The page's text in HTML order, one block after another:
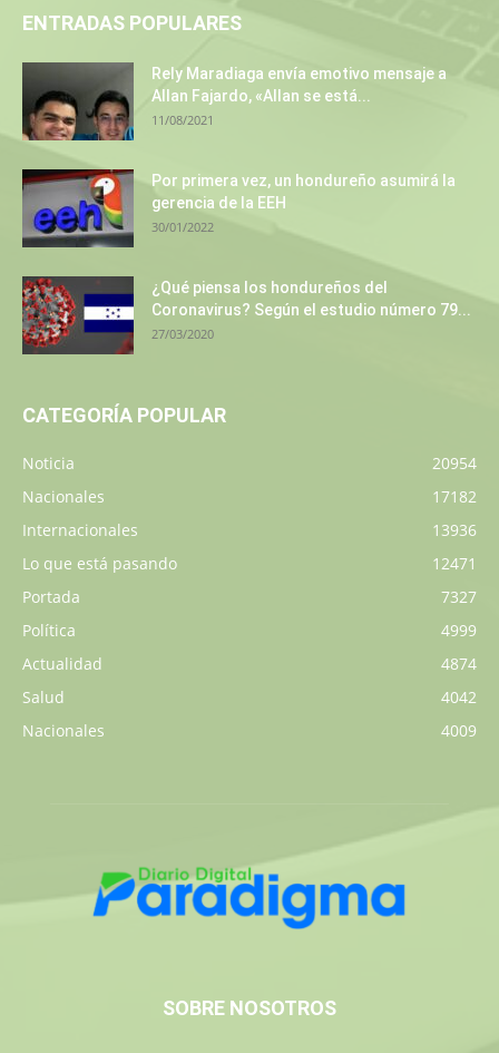
ENTRADAS POPULARES
Rely Maradiaga envía emotivo mensaje a
Allan Fajardo, «Allan se está...
11/08/2021
Por primera vez, un hondureño asumirá la
gerencia de la EEH
30/01/2022
¿Qué piensa los hondureños del
Coronavirus? Según el estudio número 79...
27/03/2020
CATEGORÍA POPULAR
Noticia
20954
Nacionales
17182
Internacionales
13936
Lo que está pasando
12471
Portada
7327
Política
4999
Actualidad
4874
Salud
4042
Nacionales
4009
SOBRE NOSOTROS